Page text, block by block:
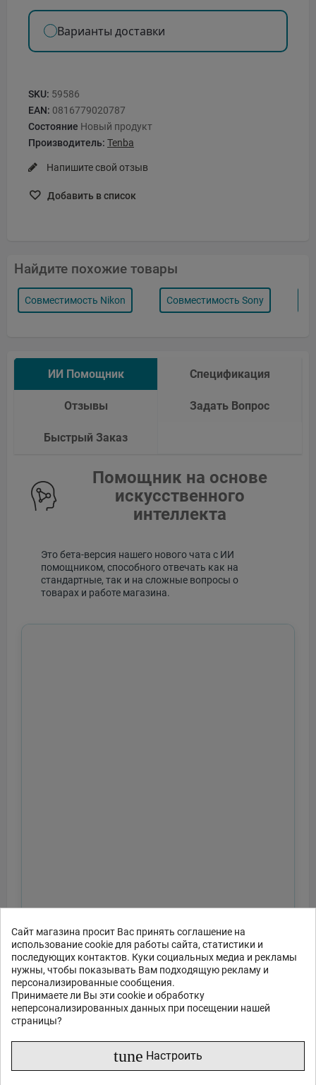
Сайт магазина просит Вас принять соглашение на
использование cookie для работы сайта, статистики и
последующих контактов. Куки социальных медиа и рекламы
нужны, чтобы показывать Вам подходящую рекламу и
персонализированные сообщения.
Принимаете ли Вы эти cookie и обработку
неперсонализированных данных при посещении нашей
страницы?
tune Настроить
Варианты доставки
SKU: 59586
EAN: 0816779020787
Состояние Новый продукт
Производитель: Tenba
Напишите свой отзыв
Добавить в список
Найдите похожие товары
Совместимость Nikon Совместимость Sony
ИИ Помощник Спецификация
Отзывы Задать Вопрос
Быстрый Заказ
Помощник на основе
искусственного
интеллекта
Это бета-версия нашего нового чата с ИИ
помощником, способного отвечать как на
стандартные, так и на сложные вопросы о
товарах и работе магазина.